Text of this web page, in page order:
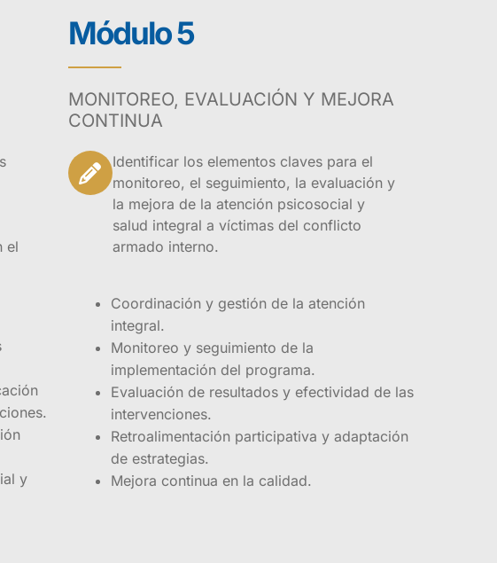
(Papsivi) surge como respuesta
capacitados para abordar las
en el país. Colombia ha
a su paso un gran número
brindar asistencia a estas
y la construcción de paz
busca dotar a los
que les permitan
sociales y legales de las
los profesionales estarán
sociedad más justa y pacífica,
armónica.
que pueda
armado interno
el
y
Módulo 5
MONITOREO, EVALUACIÓN Y MEJORA
CONTINUA
Identificar los elementos claves para el
monitoreo, el seguimiento, la evaluación y
la mejora de la atención psicosocial y
salud integral a víctimas del conflicto
armado interno.
Coordinación y gestión de la atención
integral.
Monitoreo y seguimiento de la
implementación del programa.
Evaluación de resultados y efectividad de las
intervenciones.
Retroalimentación participativa y adaptación
de estrategias.
Mejora continua en la calidad.